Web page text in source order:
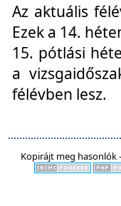
Az aktuális
Ezek a 14.
15. pótlási
a
félévben lesz.
Kopirájt meg hasonlók